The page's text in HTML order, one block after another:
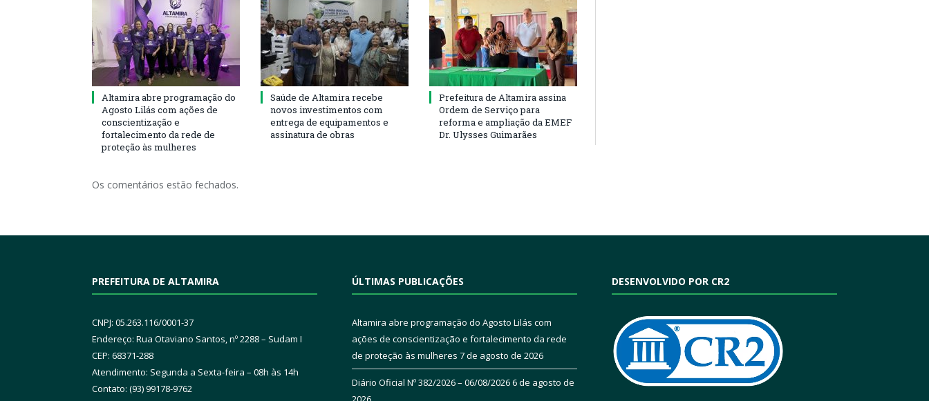
Altamira abre programação do
Agosto Lilás com ações de
conscientização e
fortalecimento da rede de
proteção às mulheres
Saúde de Altamira recebe
novos investimentos com
entrega de equipamentos e
assinatura de obras
Prefeitura de Altamira assina
Ordem de Serviço para
reforma e ampliação da EMEF
Dr. Ulysses Guimarães
Os comentários estão fechados.
PREFEITURA DE ALTAMIRA
CNPJ: 05.263.116/0001-37
Endereço: Rua Otaviano Santos, nº 2288 – Sudam I
CEP: 68371-288
Atendimento: Segunda a Sexta-feira – 08h às 14h
Contato: (93) 99178-9762
ÚLTIMAS PUBLICAÇÕES
Altamira abre programação do Agosto Lilás com
ações de conscientização e fortalecimento da rede
de proteção às mulheres 7 de agosto de 2026
Diário Oficial Nº 382/2026 – 06/08/20266 de agosto de
DESENVOLVIDO POR CR2